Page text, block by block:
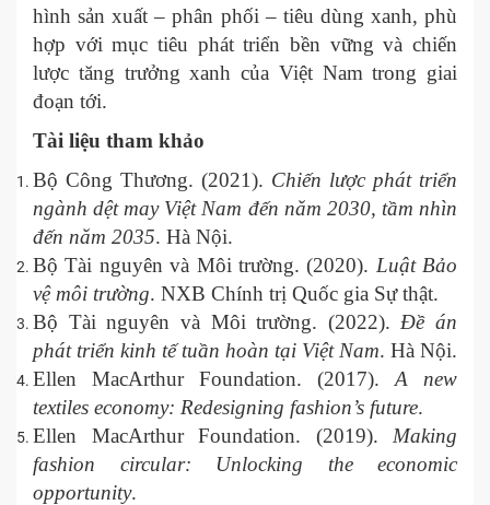
hình sản xuất – phân phối – tiêu dùng xanh, phù
hợp với mục tiêu phát triển bền vững và chiến
lược tăng trưởng xanh của Việt Nam trong giai
đoạn tới.
Tài liệu tham khảo
Bộ Công Thương. (2021). Chiến lược phát triển
ngành dệt may Việt Nam đến năm 2030, tầm nhìn
đến năm 2035. Hà Nội.
Bộ Tài nguyên và Môi trường. (2020). Luật Bảo
vệ môi trường. NXB Chính trị Quốc gia Sự thật.
Bộ Tài nguyên và Môi trường. (2022).Đề án
phát triển kinh tế tuần hoàn tại Việt Nam. Hà Nội.
Ellen MacArthur Foundation. (2017). A new
textiles economy: Redesigning fashion’s future.
Ellen MacArthur Foundation. (2019). Making
fashion circular: Unlocking the economic
opportunity.